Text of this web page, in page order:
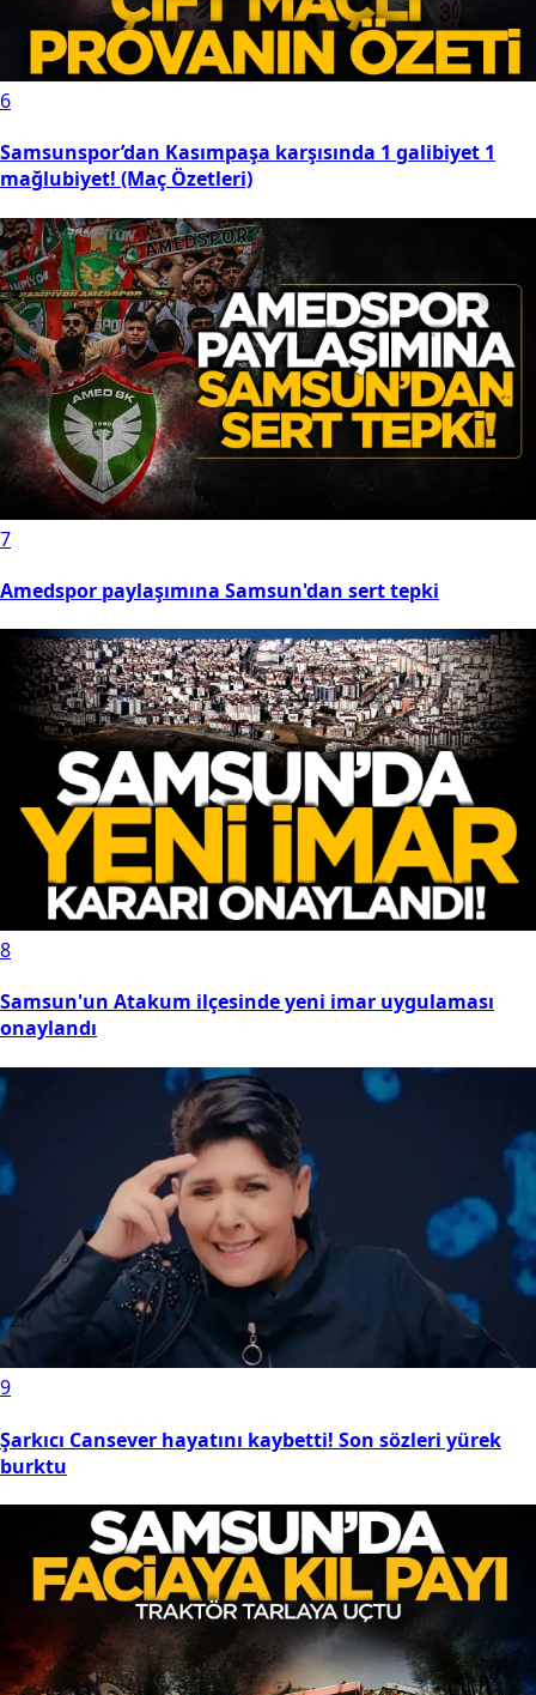
6
Samsunspor’dan Kasımpaşa karşısında 1 galibiyet 1
mağlubiyet! (Maç Özetleri)
7
Amedspor paylaşımına Samsun'dan sert tepki
8
Samsun'un Atakum ilçesinde yeni imar uygulaması
onaylandı
9
Şarkıcı Cansever hayatını kaybetti! Son sözleri yürek
burktu